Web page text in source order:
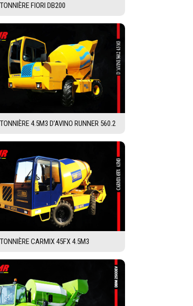
FIORI DB200
4.5M3 D’AVINO RUNNER 560.2
CARMIX 45FX 4.5M3